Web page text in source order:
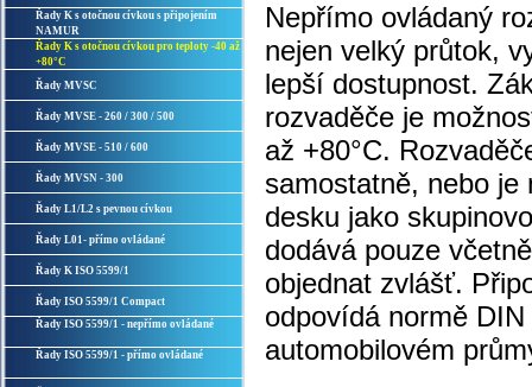
Řady K s otočnou cívkou s připojením
NAMUR
Řady K s otočnou cívkou pro teploty -40 až
+80°C
Řady MVSC
Řady MVSE - 260 / 300 / 500
Řady MVSE - 510 / 600
Řady MVSN - 300
Řady L1/L2 s pevnou cívkou
Řady L01- přímo ovládané
Řady K ISO 5599/1
Řady ISO 5599/1 Compact
Řady ISO 5599/1 - nepřímo ovládané
Řady ISO 5599/1 - přímo ovládané
Nepřímo ovládaný
nejen velký průtok,
lepší dostupnost.
rozvaděče je
až +80°C.
samostatně, nebo je
desku jako
dodává pouze
objednat zvlášť.
odpovídá normě
automobilovém